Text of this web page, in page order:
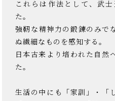
これらは作法として、武
た。
強靭な精神力の鍛錬のみで
ぬ繊細なものを感知する。
日本古来より培われた自然
た。
生活の中にも「家訓」・「